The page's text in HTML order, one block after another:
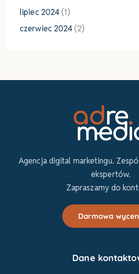
lipiec 2024(1)
czerwiec 2024(2)
Agencja digital marketingu.
ekspertów.
Zapraszamy do
Darmowa
Dane